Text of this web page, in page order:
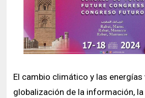
El cambio climático y las energías
globalización de la información,